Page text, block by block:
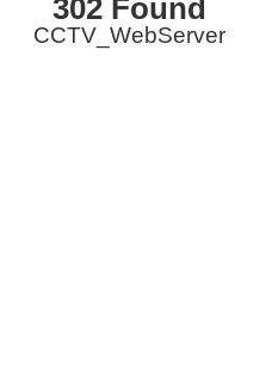
302 Found
CCTV_WebServer